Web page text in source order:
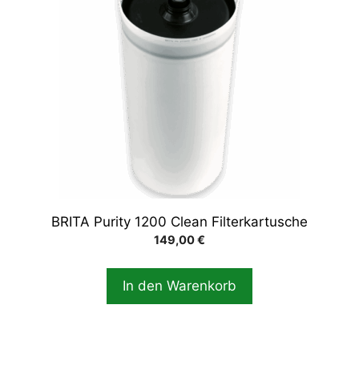
BRITA Purity 1200 Clean Filterkartusche
149,00€
In den Warenkorb